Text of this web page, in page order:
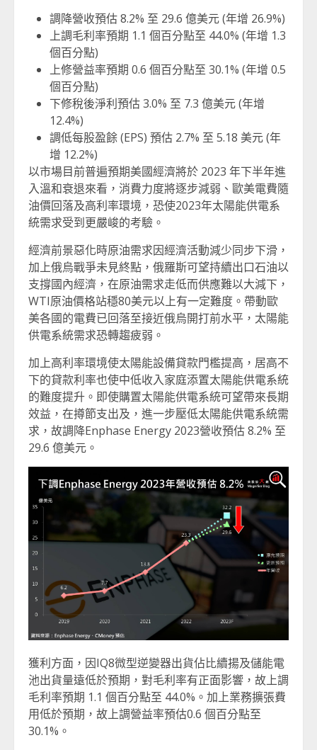
調降營收預估 8.2% 至 29.6 億美元 (年增 26.9%)
上調毛利率預期 1.1 個百分點至 44.0% (年增 1.3
個百分點)
上修營益率預期 0.6 個百分點至 30.1% (年增 0.5
個百分點)
下修稅後淨利預估 3.0% 至 7.3 億美元 (年增
12.4%)
調低每股盈餘 (EPS) 預估 2.7% 至 5.18 美元 (年
增 12.2%)
以市場目前普遍預期美國經濟將於 2023 年下半年進
入溫和衰退來看，消費力度將逐步減弱、歐美電費隨
油價回落及高利率環境，恐使2023年太陽能供電系
統需求受到更嚴峻的考驗。
經濟前景惡化時原油需求因經濟活動減少同步下滑，
加上俄烏戰爭未見終點，俄羅斯可望持續出口石油以
支撐國內經濟，在原油需求走低而供應難以大減下，
WTI原油價格站穩80美元以上有一定難度。帶動歐
美各國的電費已回落至接近俄烏開打前水平，太陽能
供電系統需求恐轉趨疲弱。
加上高利率環境使太陽能設備貸款門檻提高，居高不
下的貸款利率也使中低收入家庭添置太陽能供電系統
的難度提升。即使購置太陽能供電系統可望帶來長期
效益，在撙節支出及，進一步壓低太陽能供電系統需
求，故調降Enphase Energy 2023營收預估 8.2% 至
29.6 億美元。
獲利方面，因IQ8微型逆變器出貨佔比續揚及儲能電
池出貨量遠低於預期，對毛利率有正面影響，故上調
毛利率預期 1.1 個百分點至 44.0%。加上業務擴張費
用低於預期，故上調營益率預估0.6 個百分點至
30.1%。